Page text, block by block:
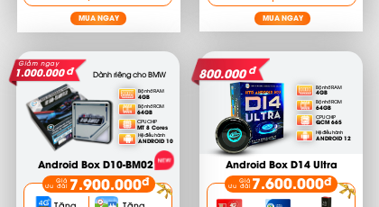
MUA NGAY MUA NGAY
Android Box D14 Ultra
7.600.000đ
Giá
ưu đãi
800.000 đ
4GB
Bộ nhớ RAM
64GB
Bộ nhớ ROM
QCM 665
CPU CHIP
ANDROID 12
Hệ điều hành
Android Box D10-BM02
7.900.000đ
Giá
ưu đãi
Dành riêng cho BMW
Giảm ngay
1.000.000đ
4GB
Bộ nhớ RAM
64GB
Bộ nhớ ROM
MT 8 Cores
CPU CHIP
ANDROID 10
Hệ điều hành